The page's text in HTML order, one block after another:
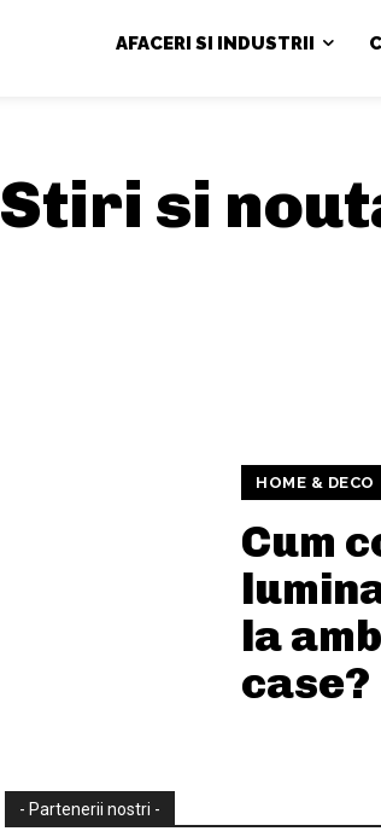
AFACERI SI INDUSTRII
Stiri si
HOME & DECO
Cum
la
case?
- Partenerii nostri -